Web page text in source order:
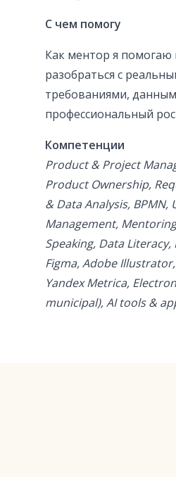
С чем помогу
Как ментор я
разобраться с
требованиями,
профессиональный
Компетенции
Product & Project
Product Ownership,
& Data Analysis, BPMN,
Management,
Speaking, Data Literacy,
Figma, Adobe
Yandex Metrica,
municipal), AI tools &